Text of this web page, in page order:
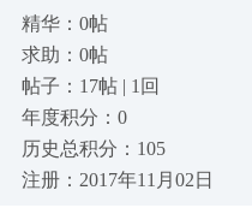
精华：0帖
求助：0帖
帖子：17帖 | 1回
年度积分：0
历史总积分：105
注册：2017年11月02日